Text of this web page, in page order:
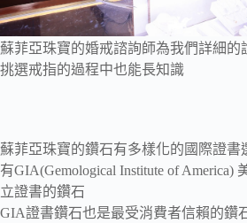
蘇菲亞珠寶的婚戒諮詢師為我們詳細的
挑選戒指的過程中也能長知識
蘇菲亞珠寶的鑽石有多樣化的國際證書
有GIA(Gemological Institute of America)
立證書的鑽石
GIA證書鑽石也是最受消費者信賴的鑽